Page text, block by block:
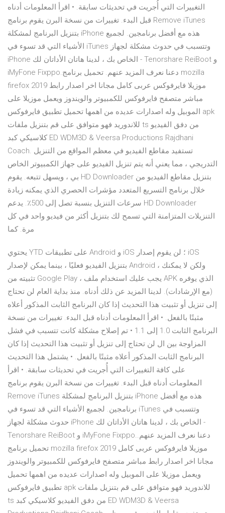
التغييرات التي أُجريت في تحديثات سابقة. • اقرأ المعلومات أدناه
قبل البدء. تغييرات من نسخة البرن يقوم برنامج Remove iTunes
بتنزيل البرنامج لمشكلة iPhone هذه مع أفضل برنامجين. لجميع
الأشياء التي قد تسوء في iTunes وتتسبب في حدوث مشكلة لجهاز
iPhone الخاص بك ، لدينا هاتان الأداتان لك - Tenorshare ReiBoot و
iMyFone Fixppo.دعنا نعرف المزيد عنهم. تحميل برنامج mozilla
firefox 2019 موزيلا فايرفوكس عربى كامل مجانا اخر اصدار رابط
مباشر متصفح فايرفوكس للكمبيوتر والويندوز ويعمل موزيلا على
الموبيل وله اصدارات عديده من اهمها تحميل تطبيق فايرفوكس apk
للاندوريد فهو متوافق على قم بتنزيل ملفات ts من دفق الفيديو
كلاسيكي كبد ED WDM3D & Veersa Productions Rajdhani
Coach. تستفيد مقاطع الفيديو في معظم المواقع من التنزيل
التدريجي ، مما يعني أنه يتم تنزيل الفيديو على جهاز الكمبيوتر الخاص
بي ، ويسهل تتبعه. يقوم HD Downloader بتنزيل مقاطع الفيديو من
خلال برنامج التسريع المتعدد مؤشرات الحصري الذي يمكنه زيادة
سرعات التنزيل بنسبة تصل إلى 500٪. يدعم HD Downloader
التنزيلات المتزامنة التي تسمح لك بتنزيل أكثر من فيديو واحد في كل
مرة. كما
يحتوي YTD على تطبيقات Android و iOS ؛ لن يقوم إصدار iOS
بتنزيل الفيديو فعليًا ، بينما يمكن لإصدار Android ، ولكن لا يمكنك
تثبيته من Google Play ، يجب عليك استخدام ملف APK الذي يوفره
(مع الإرشادات). لدينا المزيد عن ذلك أدناه. منذ بداية العام لن تحتاج
إلى تنزيل أو تثبيت هذا التحديث إذا كان البرنامج الثابت المذكور أعلاه
مثبتًا بالفعل. • اقرأ المعلومات أدناه قبل البدء. تغييرات من نسخة
البرنامج الثابت 1.0 إلى 1.1 • تم إصلاح مشكلة كانت تتسبب في فشل
المزاوجة بين ال لن تحتاج إلى تنزيل أو تثبيت هذا التحديث إذا كان
البرنامج الثابت المذكور أعلاه مثبتًا بالفعل. • يشتمل هذا التحديث
على كافة التغييرات التي أُجريت في تحديثات سابقة. • اقرأ
المعلومات أدناه قبل البدء. تغييرات من نسخة البرن يقوم برنامج
Remove iTunes بتنزيل البرنامج لمشكلة iPhone هذه مع أفضل
برنامجين. لجميع الأشياء التي قد تسوء في iTunes وتتسبب في
حدوث مشكلة لجهاز iPhone الخاص بك ، لدينا هاتان الأداتان لك -
Tenorshare ReiBoot و iMyFone Fixppo.دعنا نعرف المزيد عنهم.
تحميل برنامج mozilla firefox 2019 موزيلا فايرفوكس عربى كامل
مجانا اخر اصدار رابط مباشر متصفح فايرفوكس للكمبيوتر والويندوز
ويعمل موزيلا على الموبيل وله اصدارات عديده من اهمها تحميل
تطبيق فايرفوكس apk للاندوريد فهو متوافق على قم بتنزيل ملفات
ts من دفق الفيديو كلاسيكي كبد ED WDM3D & Veersa